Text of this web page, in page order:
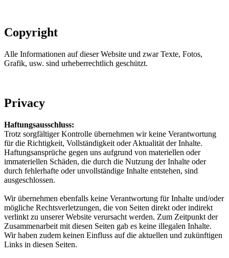
Copyright
Alle Informationen auf dieser Website und zwar Texte, Fotos,
Grafik, usw. sind urheberrechtlich geschützt.
Privacy
Haftungsausschluss:
Trotz sorgfältiger Kontrolle übernehmen wir keine Verantwortung
für die Richtigkeit, Vollständigkeit oder Aktualität der Inhalte.
Haftungsansprüche gegen uns aufgrund von materiellen oder
immateriellen Schäden, die durch die Nutzung der Inhalte oder
durch fehlerhafte oder unvollständige Inhalte entstehen, sind
ausgeschlossen.
Wir übernehmen ebenfalls keine Verantwortung für Inhalte und/oder
mögliche Rechtsverletzungen, die von Seiten direkt oder indirekt
verlinkt zu unserer Website verursacht werden. Zum Zeitpunkt der
Zusammenarbeit mit diesen Seiten gab es keine illegalen Inhalte.
Wir haben zudem keinen Einfluss auf die aktuellen und zukünftigen
Links in diesen Seiten.